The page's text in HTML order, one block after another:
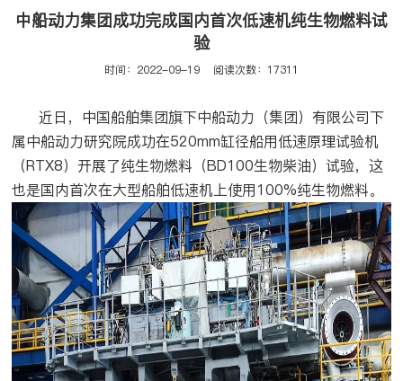
中船动力集团成功完成国内首次低速机纯生物燃料试
验
时间：2022-09-19 阅读次数：17311
近日，中国船舶集团旗下中船动力（集团）有限公司下
属中船动力研究院成功在520mm缸径船用低速原理试验机
（RTX8）开展了纯生物燃料（BD100生物柴油）试验，这
也是国内首次在大型船舶低速机上使用100%纯生物燃料。